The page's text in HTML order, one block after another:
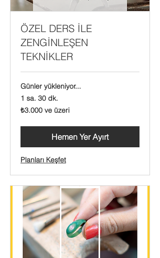
ÖZEL DERS İLE
ZENGİNLEŞEN
TEKNİKLER
Günler yükleniyor...
1 sa. 30 dk.
₺3.000
Türk
₺3.000 ve üzeri
Hemen Yer Ayırt
Planları Keşfet